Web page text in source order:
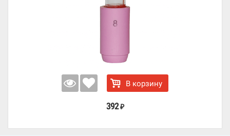
В корзину
392 ₽